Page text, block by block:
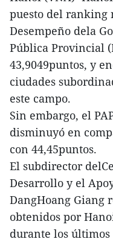
puesto del ranking
Desempeño dela
Pública Provincial
43,9049puntos, y
ciudades
este campo.
Sin embargo, el
disminuyó en
con 44,45puntos.
El subdirector
Desarrollo y el
DangHoang Giang
obtenidos por
durante los últimos